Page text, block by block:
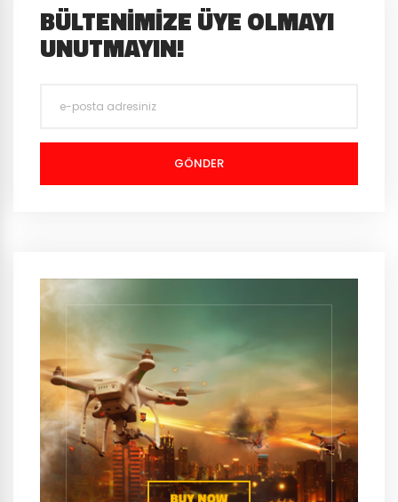
BÜLTENIMIZE ÜYE OLMAYI
UNUTMAYIN!